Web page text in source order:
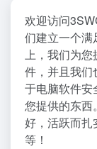
欢迎访问
们建立一个满
上，我们为
件，并且我们
于电脑软件安
您提供的东西
好，活跃而扎
等！